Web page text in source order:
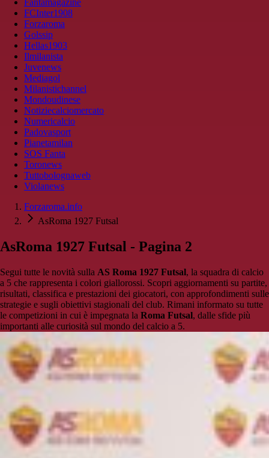
Fantamagazine
FCInter1908
Forzaroma
Golssip
Hellas1903
Ilmilanista
Juvenews
Mediagol
Milanistichannel
Mondoudinese
Notiziecalciomercato
Numericalcio
Padovasport
Pianetamilan
SOS Fanta
Toronews
Tuttobolognaweb
Violanews
Forzaroma.info
AsRoma 1927 Futsal
AsRoma 1927 Futsal - Pagina 2
Segui tutte le novità sulla AS Roma 1927 Futsal, la squadra di calcio
a 5 che rappresenta i colori giallorossi. Scopri aggiornamenti su partite,
risultati, classifica e prestazioni dei giocatori, con approfondimenti sulle
strategie e sugli obiettivi stagionali del club. Rimani informato su tutte
le competizioni in cui è impegnata la Roma Futsal, dalle sfide più
importanti alle curiosità sul mondo del calcio a 5.